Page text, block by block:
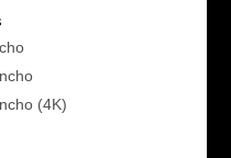
(4K)